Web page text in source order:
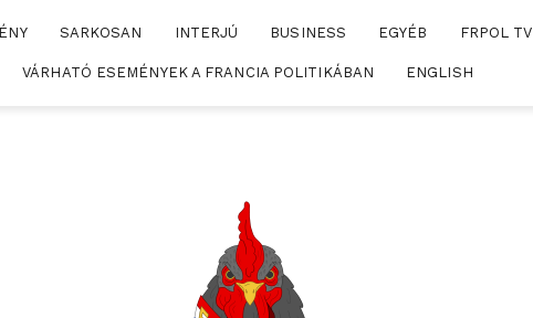
SARKOSAN INTERJÚ BUSINESS EGYÉB FRPOL TV
VÁRHATÓ ESEMÉNYEK A FRANCIA POLITIKÁBAN ENGLISH